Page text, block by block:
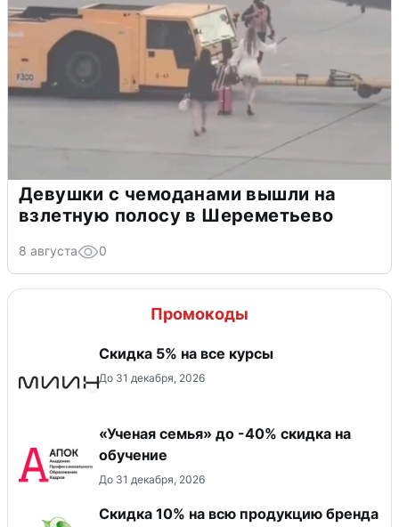
Девушки с чемоданами вышли на
взлетную полосу в Шереметьево
8 августа 0
Промокоды
Скидка 5% на все курсы
До 31 декабря, 2026
«Ученая семья» до -40% скидка на
обучение
До 31 декабря, 2026
Скидка 10% на всю продукцию бренда